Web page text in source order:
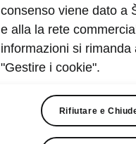
consenso viene dato a
e alla la rete
informazioni si rimanda
"Gestire i cookie".
Rifiutare e